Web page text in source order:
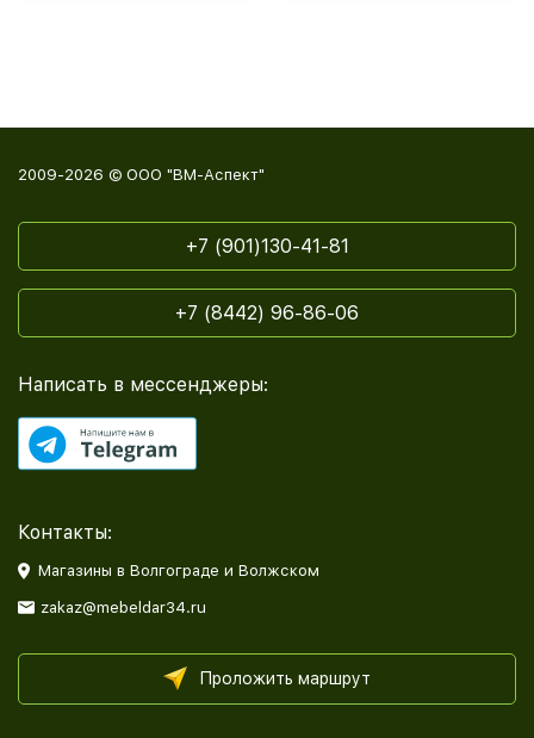
2009-2026 © ООО "ВМ-Аспект"
+7 (901)130-41-81
+7 (8442) 96-86-06
Написать в мессенджеры:
Контакты:
Магазины в Волгограде и Волжском
zakaz@mebeldar34.ru
Проложить маршрут